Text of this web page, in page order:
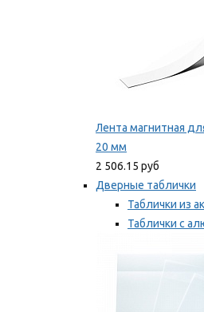
Лента магнитная
20 мм
2 506.15 руб
Дверные таблички
Таблички из
Таблички с